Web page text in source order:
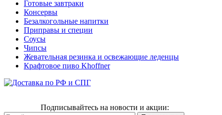
Готовые завтраки
Консервы
Безалкогольные напитки
Приправы и специи
Соусы
Чипсы
Жевательная резинка и освежающие леденцы
Крафтовое пиво Khoffner
Подписывайтесь на новости и акции: